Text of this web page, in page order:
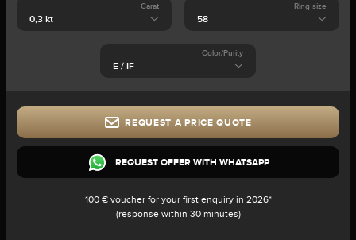
Carat Ring size
Color/Purity
REQUEST A PRICE QUOTE
REQUEST OFFER WITH WHATSAPP
100 € voucher for your first enquiry in 2026*
(response within 30 minutes)